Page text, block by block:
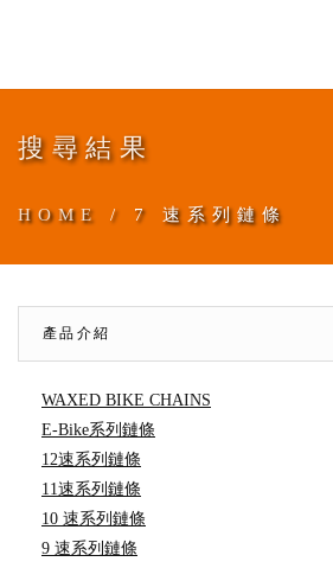
搜尋結果
HOME / 7 速系列鏈條
產品介紹
WAXED BIKE CHAINS
E-Bike系列鏈條
12速系列鏈條
11速系列鏈條
10 速系列鏈條
9 速系列鏈條